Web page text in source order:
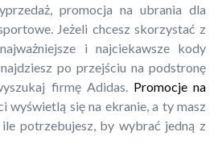
promocja na ubrania dla
Jeżeli chcesz skorzystać z
i najciekawsze kody
po przejściu na podstronę
firmę Adidas. Promocje na
wyświetlą się na ekranie, a ty masz
potrzebujesz, by wybrać jedną z